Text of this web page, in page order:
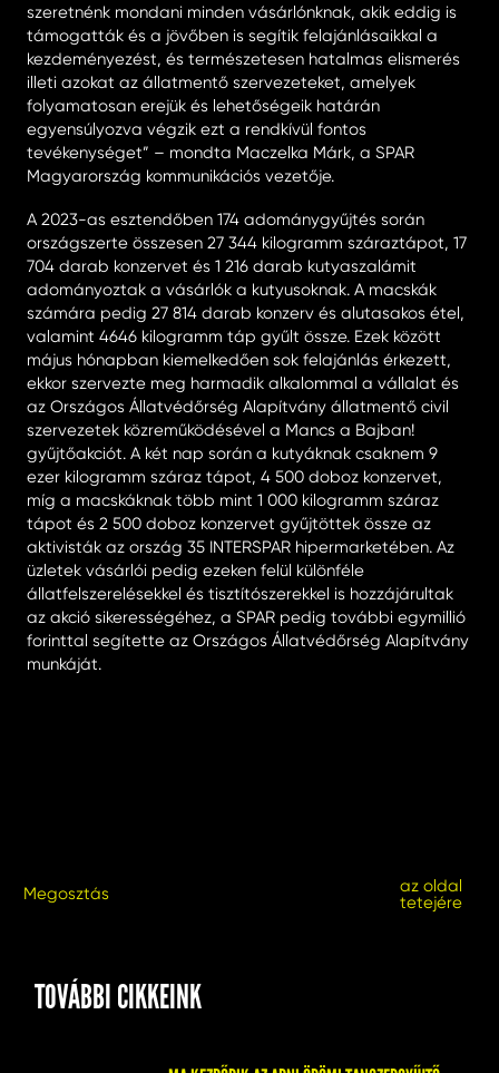
szeretnénk mondani minden vásárlónknak, akik eddig is
támogatták és a jövőben is segítik felajánlásaikkal a
kezdeményezést, és természetesen hatalmas elismerés
illeti azokat az állatmentő szervezeteket, amelyek
folyamatosan erejük és lehetőségeik határán
egyensúlyozva végzik ezt a rendkívül fontos
tevékenységet” – mondta Maczelka Márk, a SPAR
Magyarország kommunikációs vezetője.
A 2023-as esztendőben 174 adománygyűjtés során
országszerte összesen 27 344 kilogramm száraztápot, 17
704 darab konzervet és 1 216 darab kutyaszalámit
adományoztak a vásárlók a kutyusoknak. A macskák
számára pedig 27 814 darab konzerv és alutasakos étel,
valamint 4646 kilogramm táp gyűlt össze. Ezek között
május hónapban kiemelkedően sok felajánlás érkezett,
ekkor szervezte meg harmadik alkalommal a vállalat és
az Országos Állatvédőrség Alapítvány állatmentő civil
szervezetek közreműködésével a Mancs a Bajban!
gyűjtőakciót. A két nap során a kutyáknak csaknem 9
ezer kilogramm száraz tápot, 4 500 doboz konzervet,
míg a macskáknak több mint 1 000 kilogramm száraz
tápot és 2 500 doboz konzervet gyűjtöttek össze az
aktivisták az ország 35 INTERSPAR hipermarketében. Az
üzletek vásárlói pedig ezeken felül különféle
állatfelszerelésekkel és tisztítószerekkel is hozzájárultak
az akció sikerességéhez, a SPAR pedig további egymillió
forinttal segítette az Országos Állatvédőrség Alapítvány
munkáját.
Megosztás
az oldal
tetejére
TOVÁBBI CIKKEINK